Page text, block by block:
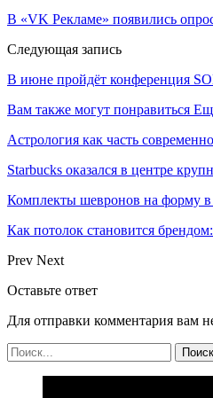
В «VK Рекламе» появились
Следующая запись
В июне пройдёт конференция
Вам также могут понравиться
Астрология как часть
Starbucks оказался в центре
Комплекты шевронов на форму
Как потолок становится
Prev Next
Оставьте ответ
Для отправки комментария вам